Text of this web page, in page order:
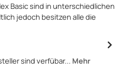
Basic sind in unterschiedlichen
jedoch besitzen alle die
sind verfübar... Mehr